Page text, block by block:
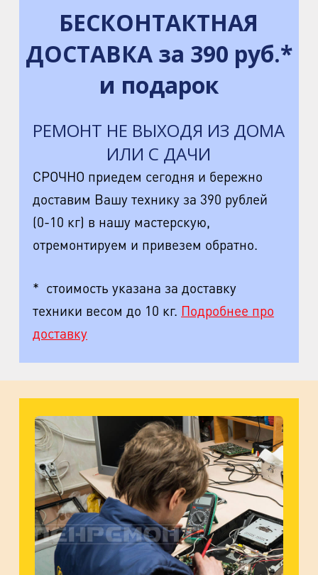
БЕСКОНТАКТНАЯ
ДОСТАВКА за 390 руб.*
и подарок
РЕМОНТ НЕ ВЫХОДЯ ИЗ ДОМА
ИЛИ С ДАЧИ
СРОЧНО приедем сегодня и бережно
доставим Вашу технику за 390 рублей
(0-10 кг) в нашу мастерскую,
отремонтируем и привезем обратно.
* стоимость указана за доставку
техники весом до 10 кг. Подробнее про
доставку